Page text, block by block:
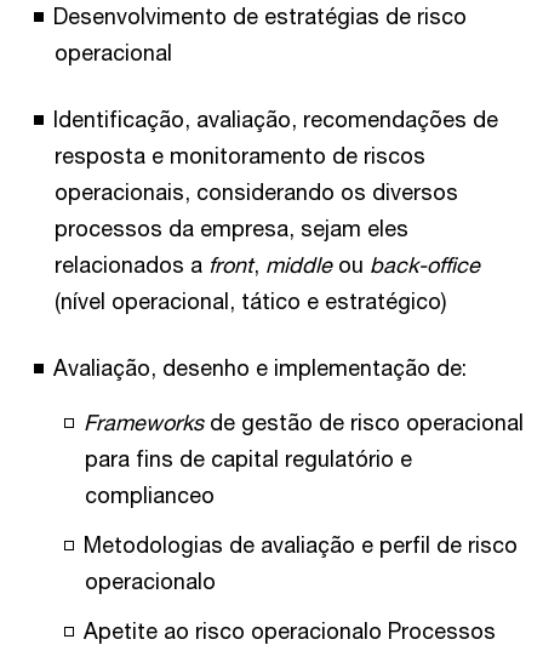
Desenvolvimento de estratégias de risco
operacional
Identificação, avaliação, recomendações de
resposta e monitoramento de riscos
operacionais, considerando os diversos
processos da empresa, sejam eles
relacionados a front, middleou back-office
(nível operacional, tático e estratégico)
Avaliação, desenho e implementação de:
Frameworksde gestão de risco operacional
para fins de capital regulatório e
complianceo
Metodologias de avaliação e perfil de risco
operacionalo
Apetite ao risco operacionalo Processos